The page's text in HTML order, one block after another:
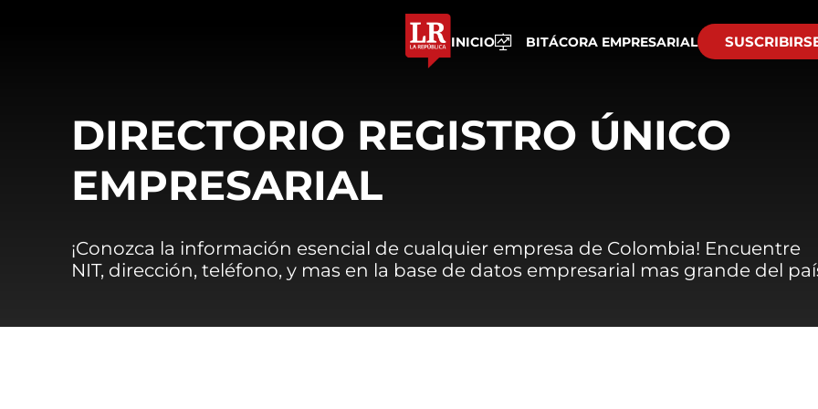
INICIO BITÁCORA EMPRESARIAL
DIRECTORIO REGISTRO ÚNICO
EMPRESARIAL
¡Conozca la información esencial de cualquier empresa de Colombia! Encuentre
NIT, dirección, teléfono, y mas en la base de datos empresarial mas grande del